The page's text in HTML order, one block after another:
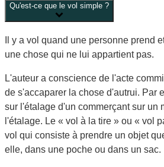
Qu'est-ce que le vol simple ?
Il y a vol quand une personne prend
une chose qui ne lui appartient pas.
L'auteur a conscience de l'acte
de s'accaparer la chose d'autrui. Par
sur l'étalage d'un commerçant sur un
l'étalage. Le « vol à la tire » ou « vol
vol qui consiste à prendre un objet
elle, dans une poche ou dans un sac.